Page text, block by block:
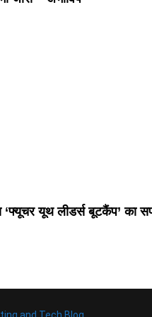
‘फ्यूचर यूथ लीडर्स बूटकैंप’ का